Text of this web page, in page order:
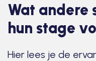
Wat andere
hun stage
Hier lees je de